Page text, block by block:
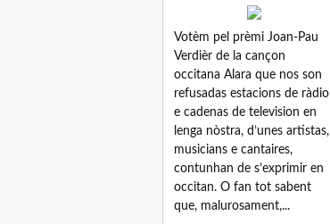
Votèm pel prèmi Joan-Pau
Verdièr de la cançon
occitana Alara que nos son
refusadas estacions de ràdio
e cadenas de television en
lenga nòstra, d’unes artistas,
musicians e cantaires,
contunhan de s’exprimir en
occitan. O fan tot sabent
que, malurosament,...